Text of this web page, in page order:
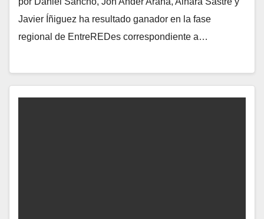
Javier Íñiguez ha resultado ganador en la fase
regional de EntreREDes correspondiente a…